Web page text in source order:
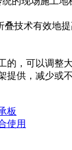
技术有效地
的，可以调整
供，减少或
板
使用